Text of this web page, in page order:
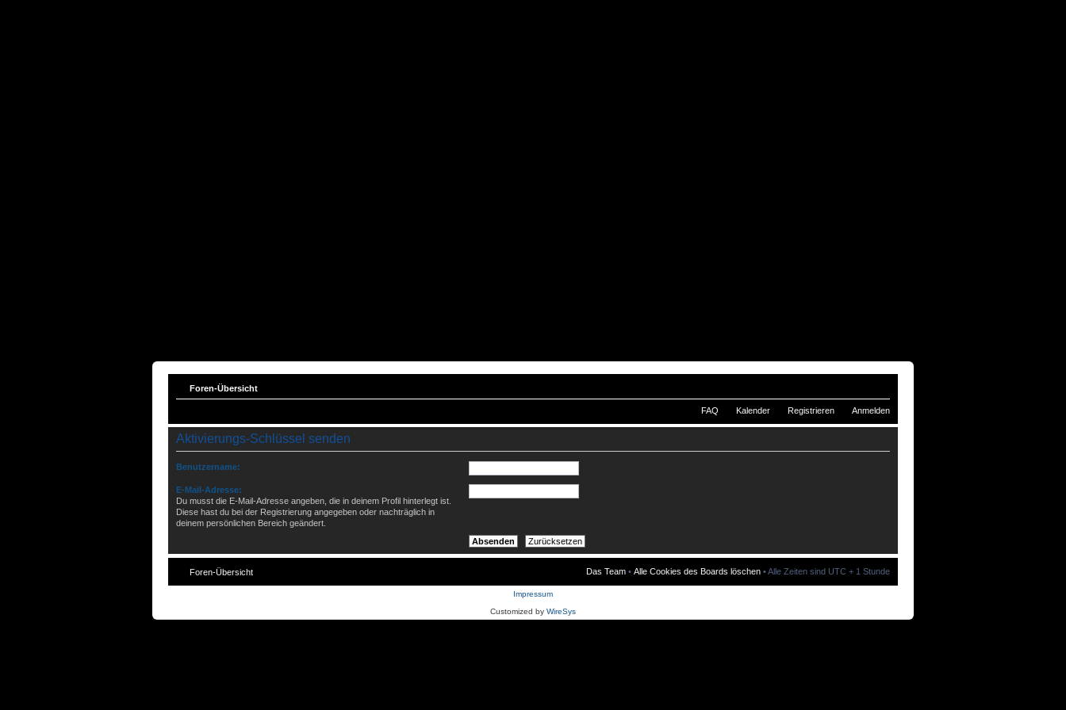
Foren-Übersicht
FAQ Kalender Registrieren Anmelden
Aktivierungs-Schlüssel senden
Benutzername:
E-Mail-Adresse:
Du musst die E-Mail-Adresse angeben, die in deinem Profil hinterlegt ist.
Diese hast du bei der Registrierung angegeben oder nachträglich in
deinem persönlichen Bereich geändert.
Foren-Übersicht Das Team • Alle Cookies des Boards löschen • Alle Zeiten sind UTC + 1 Stunde
Impressum
Customized by WireSys